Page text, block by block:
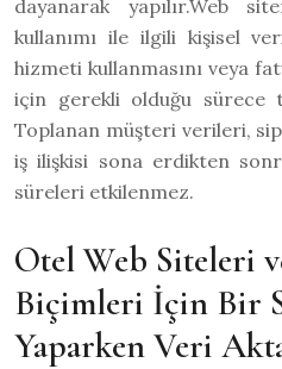
dayanarak yapılır.Web
kullanımı ile ilgili kişisel
hizmeti kullanmasını veya
için gerekli olduğu sürece
Toplanan müşteri verileri,
iş ilişkisi sona erdikten
süreleri etkilenmez.
Otel Web Siteleri
Biçimleri İçin Bir
Yaparken Veri